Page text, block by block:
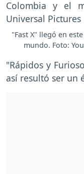
"Fast X" llegó en
mundo. Foto:
"Rápidos y
así resultó ser un